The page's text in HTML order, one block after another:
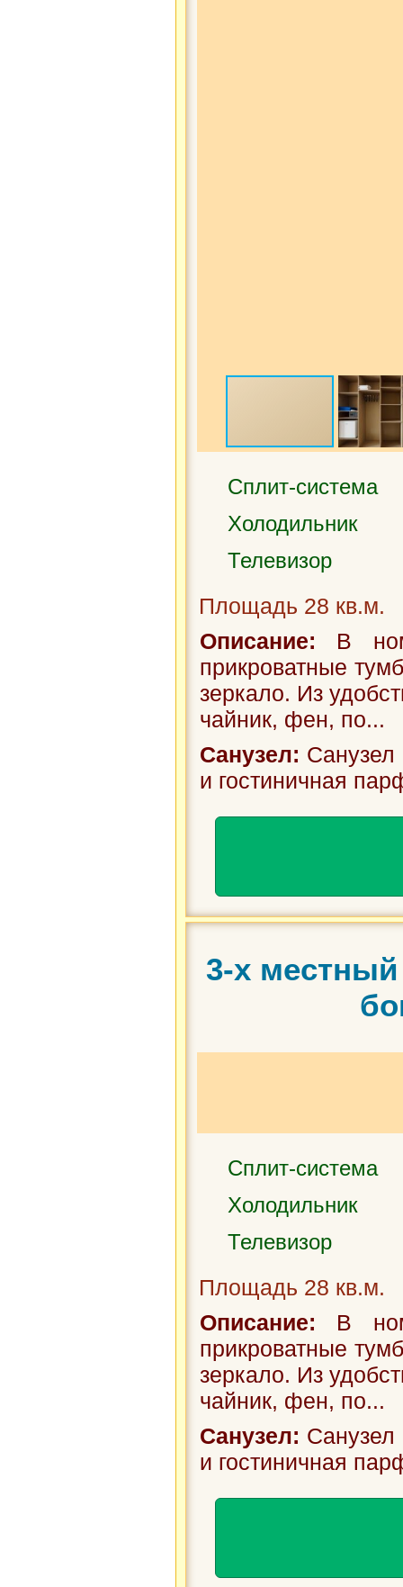
Сплит-система
Холодильник
Телевизор
Площадь 28 кв.м.
Описание: В
прикроватные
зеркало. Из
чайник, фен, по...
Санузел:
и гостиничная
3-х
Сплит-система
Холодильник
Телевизор
Площадь 28 кв.м.
Описание: В
прикроватные
зеркало. Из
чайник, фен, по...
Санузел:
и гостиничная